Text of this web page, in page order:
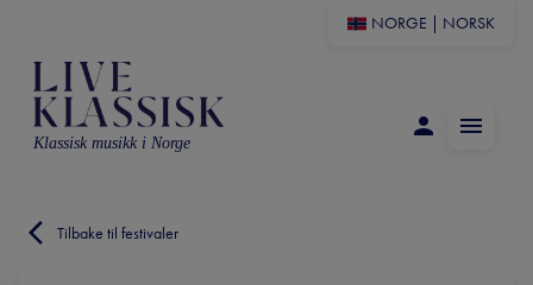
NORGE NORSK
Klassisk musikk i Norge
Tilbake til festivaler